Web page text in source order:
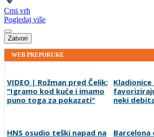
Crni vrh
Pogledaj više
Zatvori
WEB PREPORUKE
VIDEO | Rožman pred Čelik:
neki